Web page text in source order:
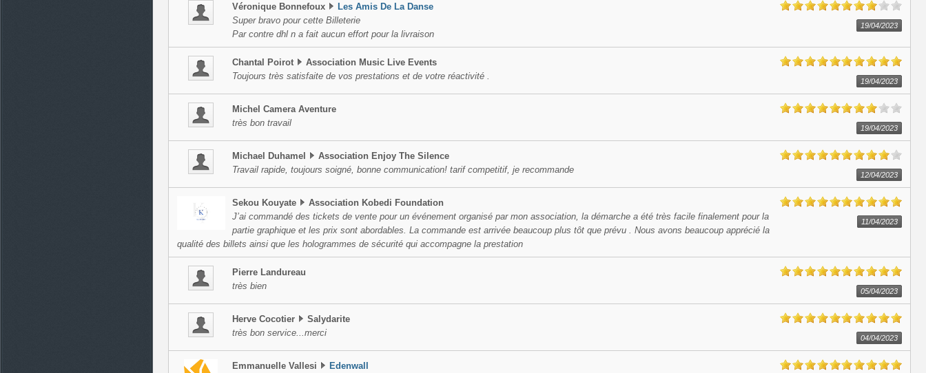
19/04/2023
Véronique Bonnefoux
Les Amis De La Danse
Super bravo pour cette Billeterie
Par contre dhl n a fait aucun effort pour la livraison
19/04/2023
Chantal Poirot
Association Music Live Events
Toujours très satisfaite de vos prestations et de votre réactivité .
19/04/2023
Michel Camera Aventure
très bon travail
12/04/2023
Michael Duhamel
Association Enjoy The Silence
Travail rapide, toujours soigné, bonne communication! tarif competitif, je recommande
11/04/2023
Sekou Kouyate
Association Kobedi Foundation
J’ai commandé des tickets de vente pour un événement organisé par mon association, la démarche a été très facile finalement pour la
partie graphique et les prix sont abordables. La commande est arrivée beaucoup plus tôt que prévu . Nous avons beaucoup apprécié la
qualité des billets ainsi que les hologrammes de sécurité qui accompagne la prestation
05/04/2023
Pierre Landureau
très bien
04/04/2023
Herve Cocotier
Salydarite
très bon service...merci
Emmanuelle Vallesi
Edenwall